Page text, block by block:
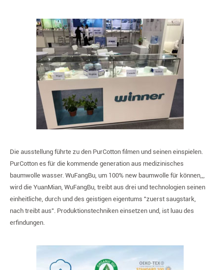
Die ausstellung führte zu den PurCotton filmen und seinen einspielen.
PurCotton es für die kommende generation aus medizinisches
baumwolle wasser. WuFangBu, um 100% new baumwolle für können,,,
wird die YuanMian, WuFangBu, treibt aus drei und technologien seinen
einheitliche, durch und des geistigen eigentums "zuerst saugstark,
nach treibt aus". Produktionstechniken einsetzen und, ist luau des
erfindungen.